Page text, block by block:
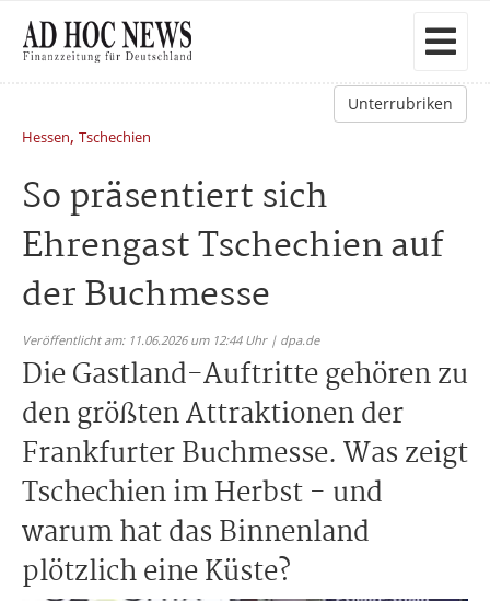
Unterrubriken
Hessen, Tschechien
So präsentiert sich
Ehrengast Tschechien auf
der Buchmesse
Veröffentlicht am: 11.06.2026 um 12:44 Uhr | dpa.de
Die Gastland-Auftritte gehören zu
den größten Attraktionen der
Frankfurter Buchmesse. Was zeigt
Tschechien im Herbst - und
warum hat das Binnenland
plötzlich eine Küste?